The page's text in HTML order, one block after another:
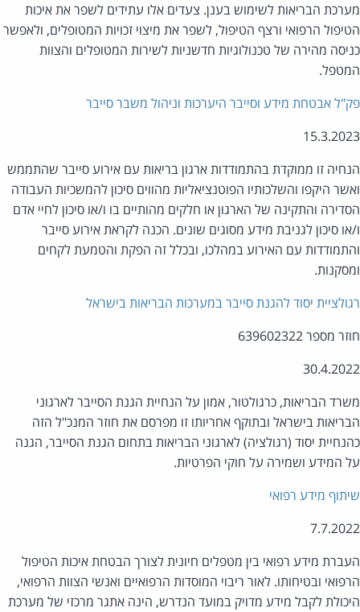
הבריאות לשימוש בענן. צעדים אלו עתידים לשפר את איכות
הרפואי ורצף הטיפול, לשפר את מיצוי זכויות המטופלים, ולאפשר
מהירה של טכנולוגיות חדשניות לשירות המטופלים והצוות
אבטחת מידע וסייבר היערכות וניהול משבר סייבר
זו ממוקדת בהתמודדות ארגון בריאות עם אירוע סייבר שהתממש
היקפו והשלכותיו הפוטנציאליות מהווים סיכון להמשכיות העבודה
והתקינה של הארגון או חלקים מהותיים בו ו/או סיכון לחיי אדם
סיכון לגניבת מידע מסוגים שונים. הכנה לקראת אירוע סייבר
עם האירוע במהלכו, ובכלל זה הפקת והטמעת לקחים
יסוד להגנת סייבר במערכות הבריאות בישראל
מספר 639602322
הבריאות, כרגולטור, אמון על הנחיית הגנת הסייבר לארגוני
בישראל ובתוקף אחריותו זו מפרסם את חוזר המנכ"ל הזה
יסוד (רגולציה) לארגוני הבריאות בתחום הגנת הסייבר, הגנה
המידע ושמירה על חוקי הפרטיות.
מידע רפואי
מידע רפואי בין מטפלים חיונית לצורך הבטחת איכות הטיפול
ובטיחותו. לאור ריבוי המוסדות הרפואיים ואנשי הצוות הרפואי,
לקבל מידע מדויק במועד הנדרש, הינה אתגר מרכזי של מערכת